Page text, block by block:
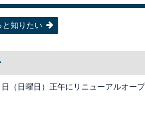
と知りたい
（日曜日）正午にリニューアルオープ